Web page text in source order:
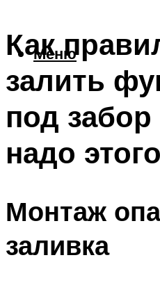
Меню
Как
залить
под забор
надо
Монтаж
заливка